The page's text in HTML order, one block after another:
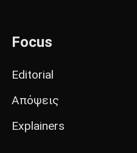
Focus
Editorial
Απόψεις
Explainers